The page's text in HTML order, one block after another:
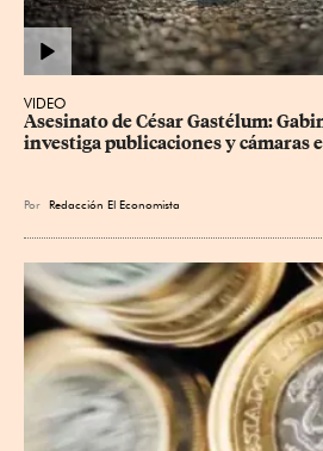
VIDEO
Asesinato de César Gastélum:
investiga publicaciones y cámaras
Por Redacción El Economista